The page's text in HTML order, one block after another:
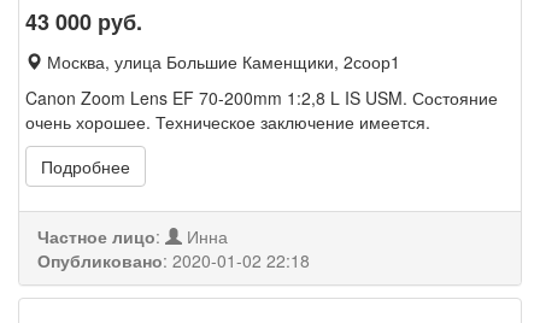
43 000 руб.
Москва, улица Большие Каменщики, 2соор1
Canon Zoom Lens EF 70-200mm 1:2,8 L IS USM. Состояние
очень хорошее. Техническое заключение имеется.
Подробнее
Частное лицо:
Инна
Опубликовано: 2020-01-02 22:18